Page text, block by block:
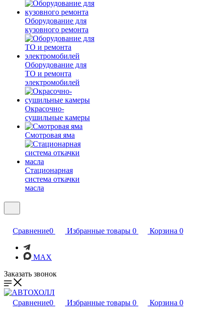
Оборудование для
кузовного ремонта
Оборудование для
ТО и ремонта
электромобилей
Окрасочно-
сушильные камеры
Смотровая яма
Стационарная
система откачки
масла
Сравнение0 Избранные товары 0 Корзина 0
MAX
Заказать звонок
Сравнение0 Избранные товары 0 Корзина 0